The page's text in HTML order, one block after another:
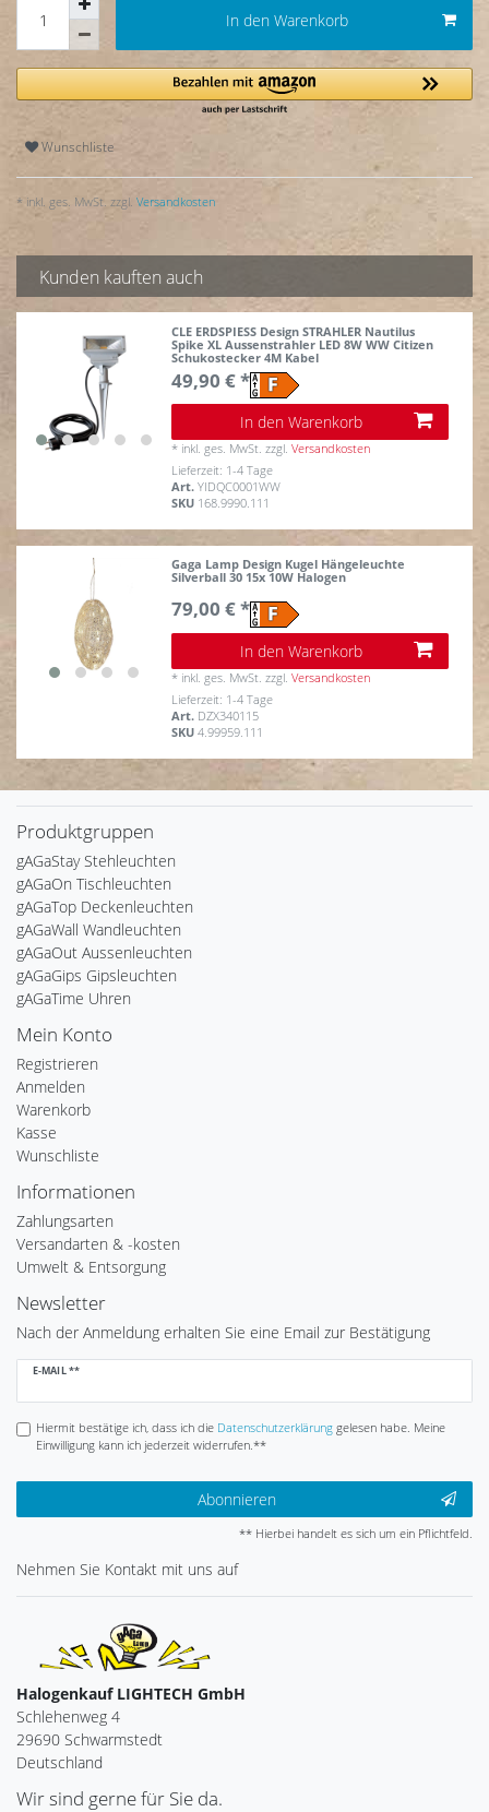
In den Warenkorb
Wunschliste
* inkl. ges. MwSt. zzgl. Versandkosten
Kunden kauften auch
CLE ERDSPIESS Design STRAHLER Nautilus
Spike XL Aussenstrahler LED 8W WW Citizen
Schukostecker 4M Kabel
49,90 € *
In den Warenkorb
* inkl. ges. MwSt. zzgl.Versandkosten
Lieferzeit: 1-4 Tage
Art.YIDQC0001WW
SKU 168.9990.111
Gaga Lamp Design Kugel Hängeleuchte
Silverball 30 15x 10W Halogen
79,00 € *
In den Warenkorb
* inkl. ges. MwSt. zzgl.Versandkosten
Lieferzeit: 1-4 Tage
Art. DZX340115
SKU4.99959.111
Produktgruppen
gAGaStay Stehleuchten
gAGaOn Tischleuchten
gAGaTop Deckenleuchten
gAGaWall Wandleuchten
gAGaOut Aussenleuchten
gAGaGips Gipsleuchten
gAGaTime Uhren
Mein Konto
Registrieren
Anmelden
Warenkorb
Kasse
Wunschliste
Informationen
Zahlungsarten
Versandarten & -kosten
Umwelt & Entsorgung
Newsletter
Nach der Anmeldung erhalten Sie eine Email zur Bestätigung
E-MAIL **
Newsletter
Hiermit bestätige ich, dass ich die Daten­schutz­erklärunggelesen habe. Meine
Einwilligung kann ich jederzeit widerrufen.**
Abonnieren
** Hierbei handelt es sich um ein Pflichtfeld.
Nehmen Sie Kontakt mit uns auf
Halogenkauf LIGHTECH GmbH
Schlehenweg 4
29690 Schwarmstedt
Deutschland
Wir sind gerne für Sie da.